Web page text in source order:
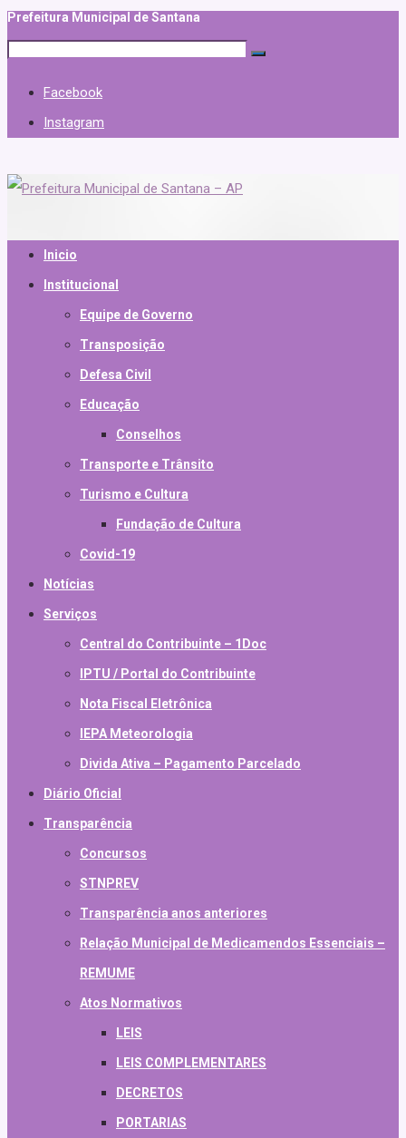
Prefeitura Municipal de Santana
Facebook
Instagram
Inicio
Institucional
Equipe de Governo
Transposição
Defesa Civil
Educação
Conselhos
Transporte e Trânsito
Turismo e Cultura
Fundação de Cultura
Covid-19
Notícias
Serviços
Central do Contribuinte – 1Doc
IPTU / Portal do Contribuinte
Nota Fiscal Eletrônica
IEPA Meteorologia
Divida Ativa – Pagamento Parcelado
Diário Oficial
Transparência
Concursos
STNPREV
Transparência anos anteriores
Relação Municipal de Medicamendos Essenciais –
REMUME
Atos Normativos
LEIS
LEIS COMPLEMENTARES
DECRETOS
PORTARIAS